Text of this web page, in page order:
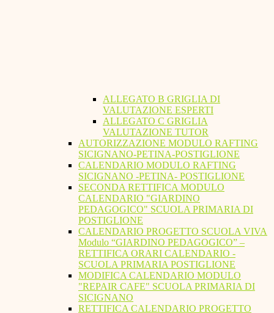
ALLEGATO B GRIGLIA DI
VALUTAZIONE ESPERTI
ALLEGATO C GRIGLIA
VALUTAZIONE TUTOR
AUTORIZZAZIONE MODULO RAFTING
SICIGNANO-PETINA-POSTIGLIONE
CALENDARIO MODULO RAFTING
SICIGNANO -PETINA- POSTIGLIONE
SECONDA RETTIFICA MODULO
CALENDARIO "GIARDINO
PEDAGOGICO" SCUOLA PRIMARIA DI
POSTIGLIONE
CALENDARIO PROGETTO SCUOLA VIVA
Modulo “GIARDINO PEDAGOGICO” –
RETTIFICA ORARI CALENDARIO -
SCUOLA PRIMARIA POSTIGLIONE
MODIFICA CALENDARIO MODULO
"REPAIR CAFE" SCUOLA PRIMARIA DI
SICIGNANO
RETTIFICA CALENDARIO PROGETTO